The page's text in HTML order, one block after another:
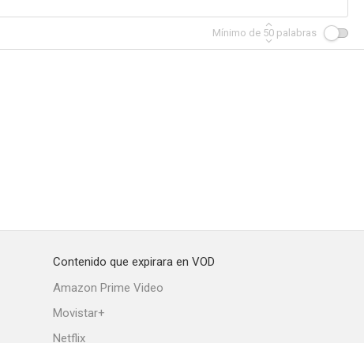
Mínimo de 50 palabras
Contenido que expirara en VOD
Amazon Prime Video
Movistar+
Netflix